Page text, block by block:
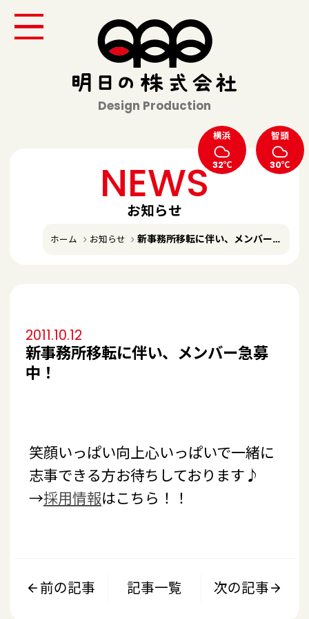
Design Production
横浜
32℃
智頭
30℃
ホーム お知らせ 新事務所移転に伴い、メンバー急募中！
NEWS
お知らせ
2011.10.12
新事務所移転に伴い、メンバー急募
中！
笑顔いっぱい向上心いっぱいで一緒に
志事できる方お待ちしております♪
→採用情報はこちら！！
前の記事 記事一覧 次の記事